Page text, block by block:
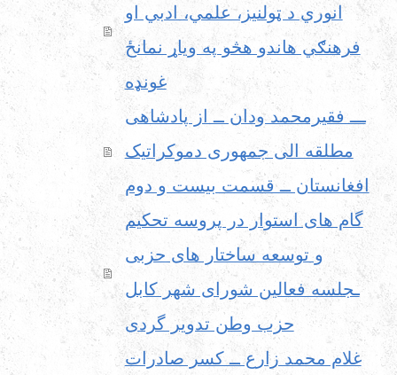
انوري د ټولنیز، علمي، ادبي او
فرهنګي هاندو هڅو په ویاړ نمانځ
غونډه
ـــ فقیرمحمد ودان ــ از پادشاهی
مطلقه الی جمهوری دموکراتیک
افغانستان ــ قسمت بیست و دوم
گام های استوار در پروسه تحکیم
و توسعه ساختار های حزبی
ـجلسه فعالین شورای شهر کابل
حزب وطن تدویر گردی
غلام محمد زارع ــ کسر صادرات